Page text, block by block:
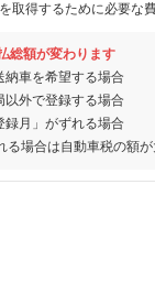
取得するために必要な
総額が変わります
納車を希望する場合
外で登録する場合
月」がずれる場合
る場合は自動車税の額が